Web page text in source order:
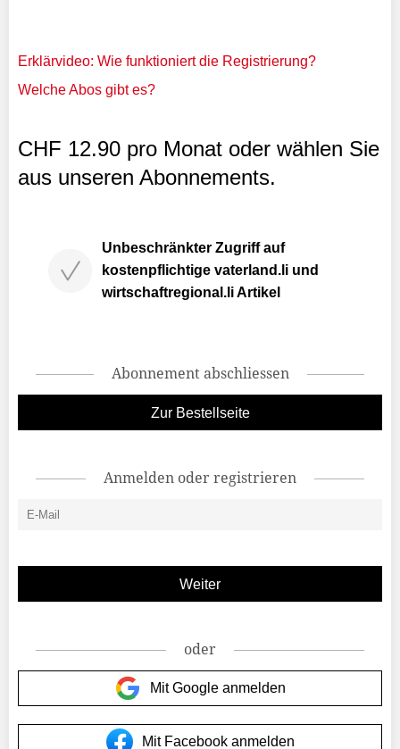
Erklärvideo: Wie funktioniert die Registrierung?
Welche Abos gibt es?
CHF 12.90 pro Monat oder wählen Sie
aus unseren Abonnements.
Unbeschränkter Zugriff auf
kostenpflichtige vaterland.li und
wirtschaftregional.li Artikel
Abonnement abschliessen
Zur Bestellseite
Anmelden oder registrieren
oder
Mit Google anmelden
Mit Facebook anmelden